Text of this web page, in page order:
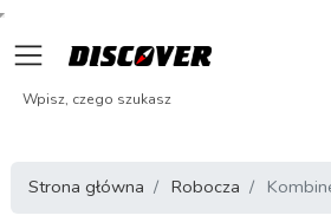
Strona główna Robocza